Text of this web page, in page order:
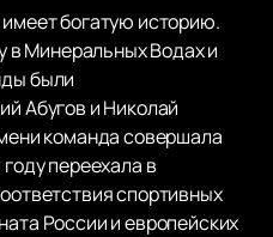
богатую историю.
в Минеральных Водах и
были
Абугов и Николай
команда совершала
переехала в
спортивных
России и европейских